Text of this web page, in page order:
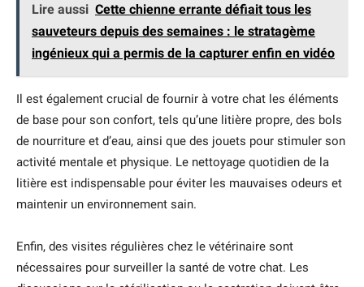
Lire aussi Cette chienne errante défiait tous les
sauveteurs depuis des semaines : le stratagème
ingénieux qui a permis de la capturer enfin en vidéo
Il est également crucial de fournir à votre chat les éléments
de base pour son confort, tels qu’une litière propre, des bols
de nourriture et d’eau, ainsi que des jouets pour stimuler son
activité mentale et physique. Le nettoyage quotidien de la
litière est indispensable pour éviter les mauvaises odeurs et
maintenir un environnement sain.
Enfin, des visites régulières chez le vétérinaire sont
nécessaires pour surveiller la santé de votre chat. Les